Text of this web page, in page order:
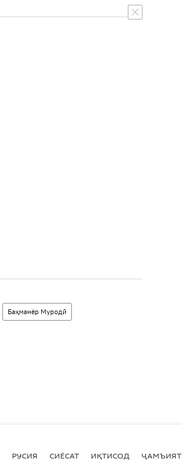
Баҳманёр Муродӣ
РУСИЯ СИЁСАТ ИҚТИСОД ҶАМЪИЯТ